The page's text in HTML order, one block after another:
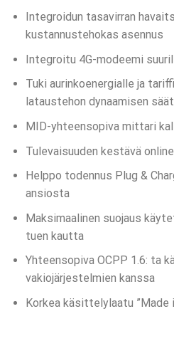
Integroidun tasavirran
kustannustehokas asennus
Integroitu 4G-modeemi
Tuki aurinkoenergialle ja
lataustehon dynaamisen
MID-yhteensopiva mittari
Tulevaisuuden kestävä
Helppo todennus Plug &
ansiosta
Maksimaalinen suojaus
tuen kautta
Yhteensopiva OCPP 1.6: ta
vakiojärjestelmien kanssa
Korkea käsittelylaatu ”Made